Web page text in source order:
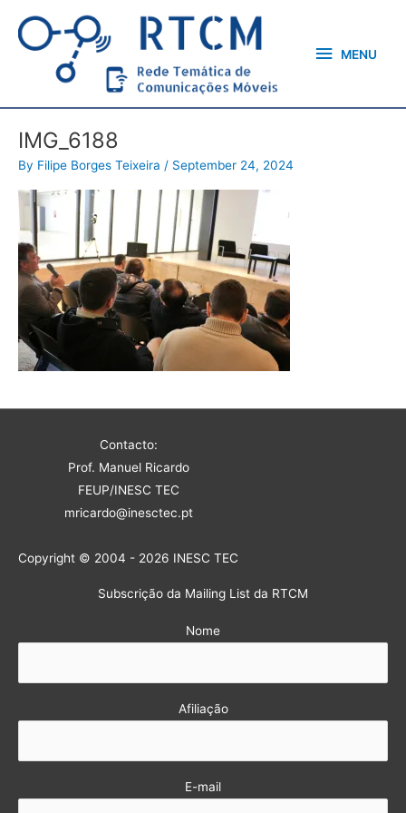
content
MENU
IMG_6188
By Filipe Borges Teixeira / September 24, 2024
Contacto:
Prof. Manuel Ricardo
FEUP/INESC TEC
mricardo@inesctec.pt
Copyright © 2004 - 2026 INESC TEC
Subscrição da Mailing List da RTCM
Nome
Afiliação
E-mail